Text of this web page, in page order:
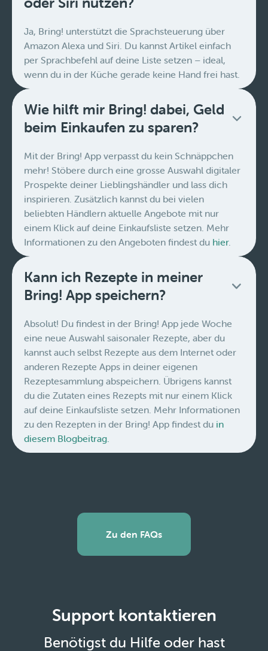
Ja, Bring! unterstützt die Sprachsteuerung über
Amazon Alexa und Siri. Du kannst Artikel einfach
per Sprachbefehl auf deine Liste setzen – ideal,
wenn du in der Küche gerade keine Hand frei hast.
Wie hilft mir Bring! dabei, Geld
beim Einkaufen zu sparen?
Mit der Bring! App verpasst du kein Schnäppchen
mehr! Stöbere durch eine grosse Auswahl digitaler
Prospekte deiner Lieblingshändler und lass dich
inspirieren. Zusätzlich kannst du bei vielen
beliebten Händlern aktuelle Angebote mit nur
einem Klick auf deine Einkaufsliste setzen. Mehr
Informationen zu den Angeboten findest du hier.
Kann ich Rezepte in meiner
Bring! App speichern?
Absolut! Du findest in der Bring! App jede Woche
eine neue Auswahl saisonaler Rezepte, aber du
kannst auch selbst Rezepte aus dem Internet oder
anderen Rezepte Apps in deiner eigenen
Rezeptesammlung abspeichern. Übrigens kannst
du die Zutaten eines Rezepts mit nur einem Klick
auf deine Einkaufsliste setzen. Mehr Informationen
zu den Rezepten in der Bring! App findest du in
diesem Blogbeitrag.
Zu den FAQs
Support kontaktieren
Benötigst du Hilfe oder hast